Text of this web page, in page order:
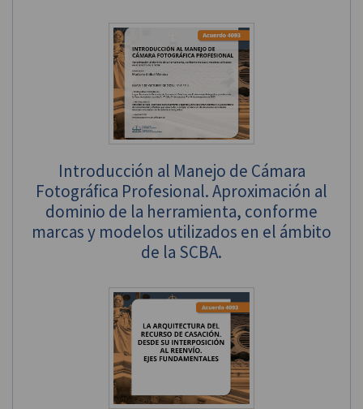
Introducción al Manejo de Cámara
Fotográfica Profesional. Aproximación al
dominio de la herramienta, conforme
marcas y modelos utilizados en el ámbito
de la SCBA.